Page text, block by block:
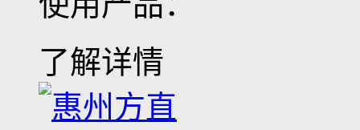
了解详情